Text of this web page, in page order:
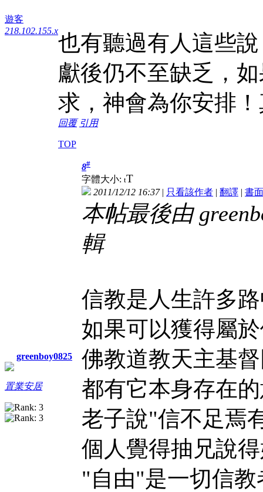
遊客
218.102.155.x也有聽過有人這些
獻後仍不至缺乏，
求，神會為你安排
回覆 引用
TOP
greenboy0825
置業安居
8#
字體大小: tT
2011/12/12 16:37| 只看該作者 | 翻譯 | 書面
本帖最後由
輯
信教是人生許多
如果可以獲得屬
佛教道教天主基
都有它本身存在
老子說"信不足焉
個人覺得抽兄說
"自由"是一切信